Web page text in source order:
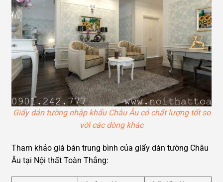
Giấy dán tường nhập khẩu Châu Âu có chất lượng tốt so
với các dòng khác
Tham khảo giá bán trung bình của giấy dán tường Châu
Âu tại Nội thất Toàn Thắng: